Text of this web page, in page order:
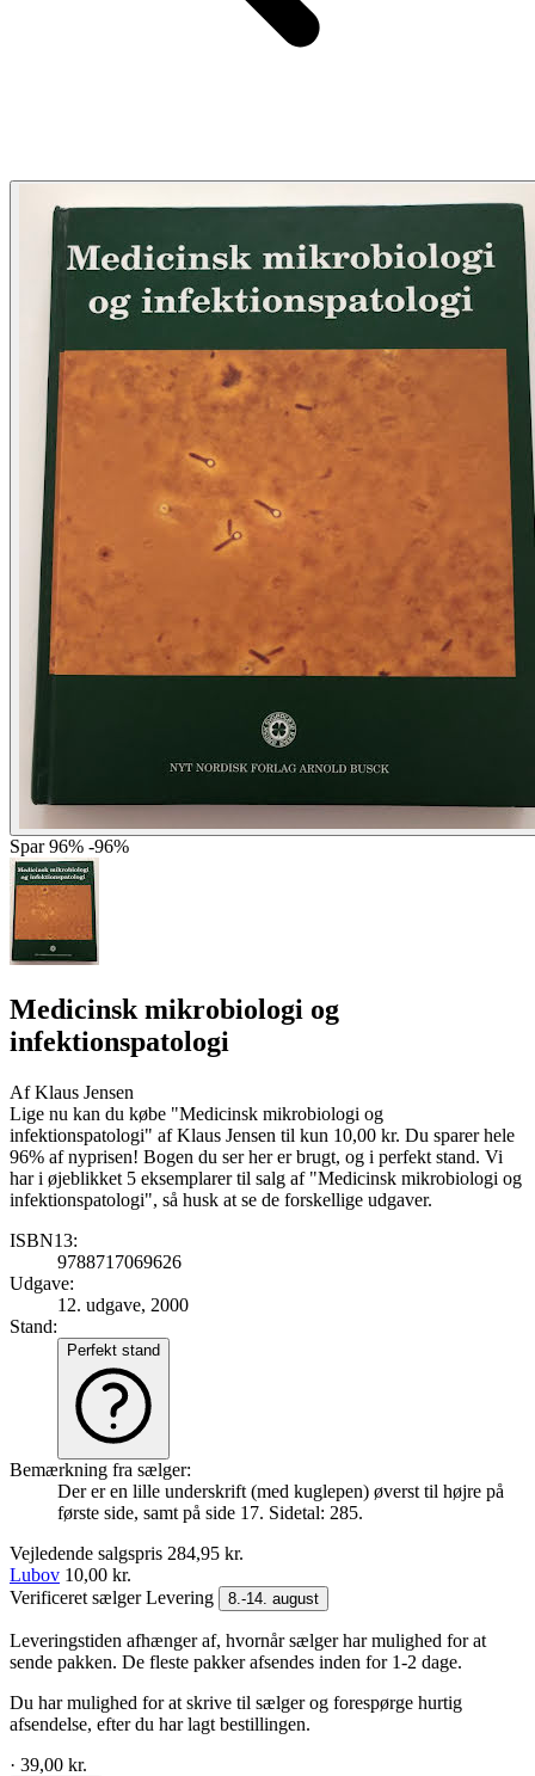
Spar 96% -96%
Medicinsk mikrobiologi og
infektionspatologi
AfKlaus Jensen
Lige nu kan du købe "Medicinsk mikrobiologi og
infektionspatologi" af Klaus Jensen til kun 10,00 kr. Du sparer hele
96% af nyprisen! Bogen du ser her er brugt, og i perfekt stand. Vi
har i øjeblikket 5 eksemplarer til salg af "Medicinsk mikrobiologi og
infektionspatologi", så husk at se de forskellige udgaver.
ISBN13:
9788717069626
Udgave:
12. udgave, 2000
Stand:
Perfekt stand
Bemærkning fra sælger:
Der er en lille underskrift (med kuglepen) øverst til højre på
første side, samt på side 17. Sidetal: 285.
Vejledende salgspris 284,95 kr.
Lubov 10,00 kr.
Verificeret sælgerLevering 8.-14. august
Leveringstiden afhænger af, hvornår sælger har mulighed for at
sende pakken. De fleste pakker afsendes inden for 1-2 dage.
Du har mulighed for at skrive til sælger og forespørge hurtig
afsendelse, efter du har lagt bestillingen.
· 39,00 kr.